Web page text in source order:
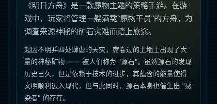
《明日方舟》是一款魔物主题的策略手游。在游
戏中，玩家将管理一艘满载“魔物干员”的方舟，为
调查来源神秘的矿石灾难而踏上旅途。
起因不明并四处肆虐的天灾，席卷过的土地上出现了大
量的神秘矿物 —— 被人们称为 "源石"。虽然源石的发现
历史已久，但是依赖于技术的进步，其蕴含的能量使得
文明顺利迈入现代，但与此同时，源石本身也催生出 "感
染者" 的存在。